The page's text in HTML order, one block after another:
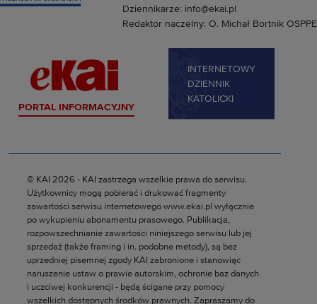
Dziennikarze: info@ekai.pl
Redaktor naczelny: O. Michał Bortnik OSPPE
PORTAL INFORMACYJNY
INTERNETOWY
DZIENNIK
KATOLICKI
© KAI 2026 - KAI zastrzega wszelkie prawa do serwisu.
Użytkownicy mogą pobierać i drukować fragmenty
zawartości serwisu internetowego www.ekai.pl wyłącznie
po wykupieniu abonamentu prasowego. Publikacja,
rozpowszechnianie zawartości niniejszego serwisu lub jej
sprzedaż (także framing i in. podobne metody), są bez
uprzedniej pisemnej zgody KAI zabronione i stanowiąc
naruszenie ustaw o prawie autorskim, ochronie baz danych
i uczciwej konkurencji - będą ścigane przy pomocy
wszelkich dostępnych środków prawnych. Zapraszamy do